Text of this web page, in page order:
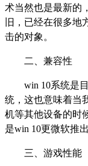
术当然也是最新的
旧，已经在很多
击的对象。
二、兼容性
win 10系统是
统，这也意味着当
机等其他设备的时
是win 10更微软推
三、游戏性能